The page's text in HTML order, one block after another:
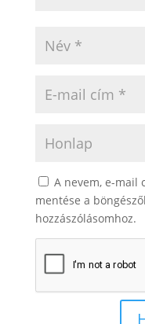
A nevem, e-mail
mentése a
hozzászólásomhoz.